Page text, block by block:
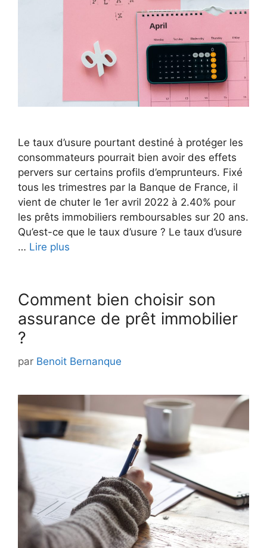
Le taux d’usure pourtant destiné à protéger les
consommateurs pourrait bien avoir des effets
pervers sur certains profils d’emprunteurs. Fixé
tous les trimestres par la Banque de France, il
vient de chuter le 1er avril 2022 à 2.40% pour
les prêts immobiliers remboursables sur 20 ans.
Qu’est-ce que le taux d’usure ? Le taux d’usure
… Lire plus
Comment bien choisir son
assurance de prêt immobilier
?
par Benoit Bernanque